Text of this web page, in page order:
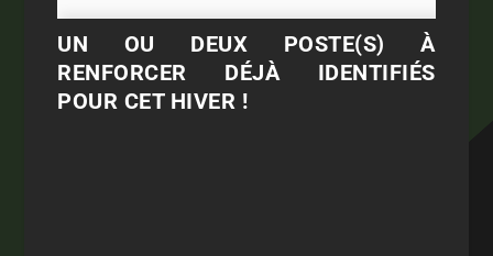
UN OU DEUX POSTE(S) À
RENFORCER DÉJÀ IDENTIFIÉS
POUR CET HIVER !